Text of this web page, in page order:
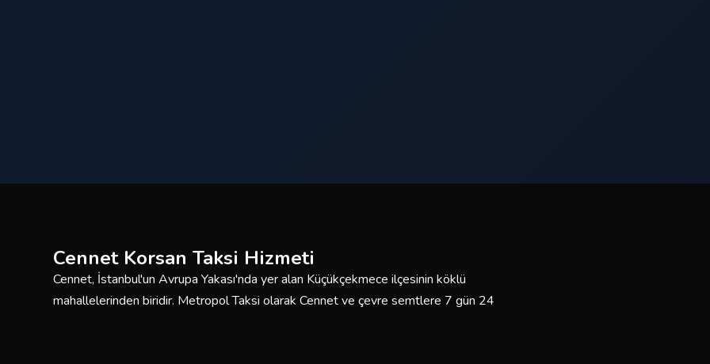
Cennet Korsan Taksi Hizmeti
Cennet, İstanbul'un Avrupa Yakası'nda yer alan Küçükçekmece ilçesinin köklü
mahallelerinden biridir. Metropol Taksi olarak Cennet ve çevre semtlere 7 gün 24